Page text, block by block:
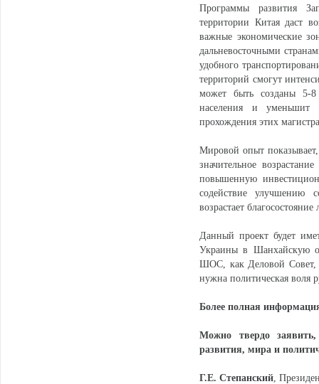
Программы развития
территории Китая даст
важные экономические
дальневосточными
удобного
территорий смогут
может быть созданы 5-8
населения и уменьшит
прохождения этих
Мировой опыт показывает,
значительное
повышенную
содействие улучшению
возрастает
Данный проект будет
Украины в Шанхайскую
ШОС, как Деловой Совет,
нужна политическая воля
Более полная
Можно твердо
развития, мира и
Г.Е. Степанский,